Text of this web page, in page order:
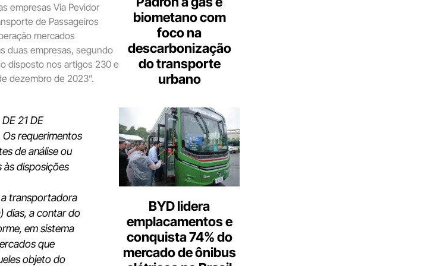
empresas Via Pevidor
de Passageiros
mercados
duas empresas, segundo
disposto nos artigos 230 e
dezembro de 2023”.
21 DE
Os requerimentos
de análise ou
às disposições
a transportadora
dias, a contar do
em sistema
que
objeto do
biometano com
foco na
descarbonização
do transporte
urbano
BYD lidera
emplacamentos e
conquista 74% do
mercado de ônibus